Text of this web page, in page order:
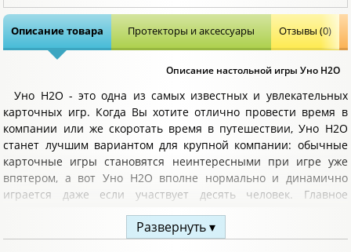
Описание товара Протекторы и аксессуары Отзывы (0)
Описание настольной игры Уно H2O
Уно H2O - это одна из самых известных и увлекательных
карточных игр. Когда Вы хотите отлично провести время в
компании или же скоротать время в путешествии, Уно H2O
станет лучшим вариантом для крупной компании: обычные
карточные игры становятся неинтересными при игре уже
впятером, а вот Уно H2O вполне нормально и динамично
играется даже если участвует десять человек. Главное
У вас есть колода карт, из которой раздаётся по 7 каждому
Развернуть ▾